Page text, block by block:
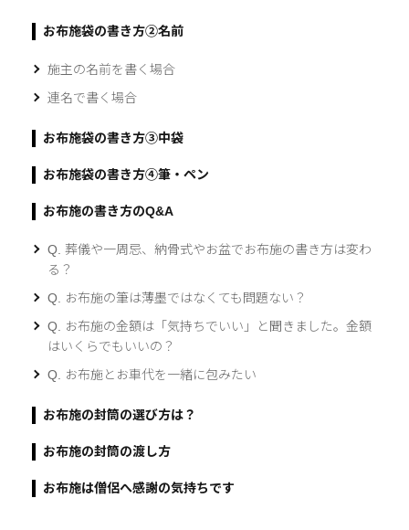
お布施袋の書き方②名前
施主の名前を書く場合
連名で書く場合
お布施袋の書き方③中袋
お布施袋の書き方④筆・ペン
お布施の書き方のQ&A
Q. 葬儀や一周忌、納骨式やお盆でお布施の書き方は変わ
る？
Q. お布施の筆は薄墨ではなくても問題ない？
Q. お布施の金額は「気持ちでいい」と聞きました。金額
はいくらでもいいの？
Q. お布施とお車代を一緒に包みたい
お布施の封筒の選び方は？
お布施の封筒の渡し方
お布施は僧侶へ感謝の気持ちです